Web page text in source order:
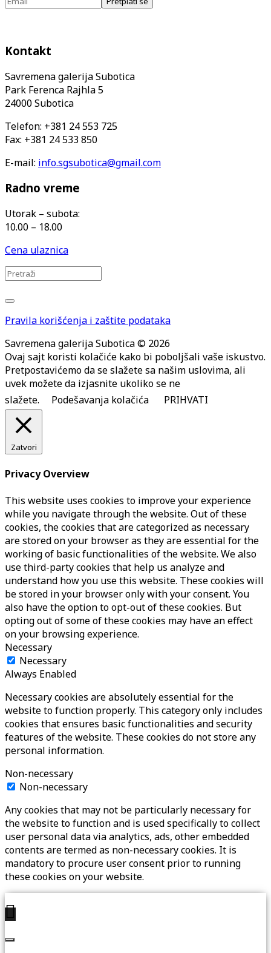
Kontakt
Savremena galerija Subotica
Park Ferenca Rajhla 5
24000 Subotica
Telefon: +381 24 553 725
Fax: +381 24 533 850
E-mail: info.sgsubotica@gmail.com
Radno vreme
Utorak – subota:
10.00 – 18.00
Cena ulaznica
Pravila korišćenja i zaštite podataka
Savremena galerija Subotica © 2026
Ovaj sajt koristi kolačiće kako bi poboljšali vaše iskustvo.
Pretpostavićemo da se slažete sa našim uslovima, ali
uvek možete da izjasnite ukoliko se ne
slažete.
Podešavanja kolačića PRIHVATI
Zatvori
Privacy Overview
This website uses cookies to improve your experience
while you navigate through the website. Out of these
cookies, the cookies that are categorized as necessary
are stored on your browser as they are essential for the
working of basic functionalities of the website. We also
use third-party cookies that help us analyze and
understand how you use this website. These cookies will
be stored in your browser only with your consent. You
also have the option to opt-out of these cookies. But
opting out of some of these cookies may have an effect
on your browsing experience.
Necessary
Necessary
Always Enabled
Necessary cookies are absolutely essential for the
website to function properly. This category only includes
cookies that ensures basic functionalities and security
features of the website. These cookies do not store any
personal information.
Non-necessary
Non-necessary
Any cookies that may not be particularly necessary for
the website to function and is used specifically to collect
user personal data via analytics, ads, other embedded
contents are termed as non-necessary cookies. It is
mandatory to procure user consent prior to running
these cookies on your website.